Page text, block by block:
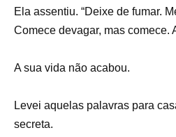
Ela assentiu. “Deixe de fumar.
Comece devagar, mas comece.
A sua vida não acabou.
Levei aquelas palavras para
secreta.